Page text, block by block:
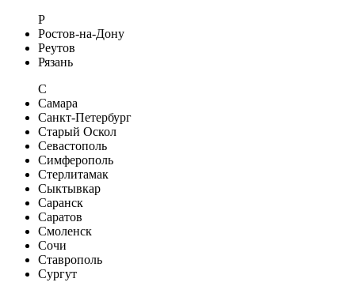
Р
Ростов-на-Дону
Реутов
Рязань
С
Самара
Санкт-Петербург
Старый Оскол
Севастополь
Симферополь
Стерлитамак
Сыктывкар
Саранск
Саратов
Смоленск
Сочи
Ставрополь
Сургут